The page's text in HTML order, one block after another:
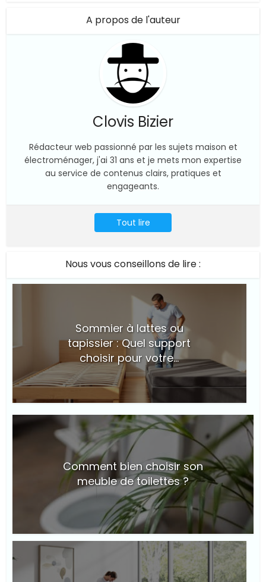
A propos de l'auteur
Clovis Bizier
Rédacteur web passionné par les sujets maison et
électroménager, j'ai 31 ans et je mets mon expertise
au service de contenus clairs, pratiques et
engageants.
Tout lire
Nous vous conseillons de lire :
Sommier à lattes ou
tapissier : Quel support
choisir pour votre...
© Suite101
Comment bien choisir son
meuble de toilettes ?